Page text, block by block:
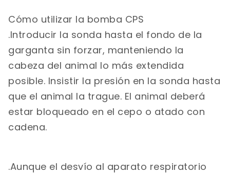
Cómo utilizar la bomba CPS
.Introducir la sonda hasta el fondo de la
garganta sin forzar, manteniendo la
cabeza del animal lo más extendida
posible. Insistir la presión en la sonda hasta
que el animal la trague. El animal deberá
estar bloqueado en el cepo o atado con
cadena.
.Aunque el desvío al aparato respiratorio